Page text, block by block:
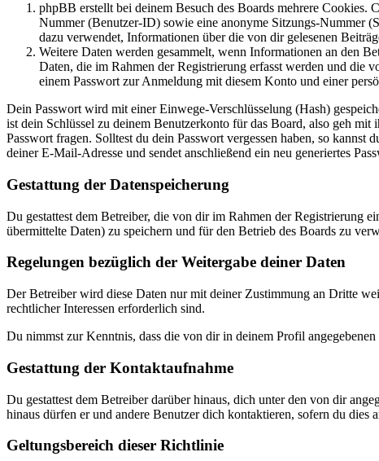
phpBB erstellt bei deinem Besuch des Boards mehrere Cookies.
Nummer (Benutzer-ID) sowie eine anonyme Sitzungs-Nummer
dazu verwendet, Informationen über die von dir gelesenen
Weitere Daten werden gesammelt, wenn Informationen an den
Daten, die im Rahmen der Registrierung erfasst werden und die
einem Passwort zur Anmeldung mit diesem Konto und einer
Dein Passwort wird mit einer Einwege-Verschlüsselung (Hash)
ist dein Schlüssel zu deinem Benutzerkonto für das Board, also geh
Passwort fragen. Solltest du dein Passwort vergessen haben, so
deiner E-Mail-Adresse und sendet anschließend ein neu generiertes
Gestattung der Datenspeicherung
Du gestattest dem Betreiber, die von dir im Rahmen der Registrierung
übermittelte Daten) zu speichern und für den Betrieb des Boards zu
Regelungen bezüglich der Weitergabe deiner Daten
Der Betreiber wird diese Daten nur mit deiner Zustimmung an Dritte
rechtlicher Interessen erforderlich sind.
Du nimmst zur Kenntnis, dass die von dir in deinem Profil
Gestattung der Kontaktaufnahme
Du gestattest dem Betreiber darüber hinaus, dich unter den von dir
hinaus dürfen er und andere Benutzer dich kontaktieren, sofern du dies
Geltungsbereich dieser Richtlinie